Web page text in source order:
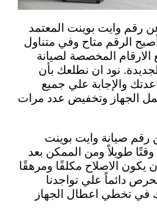
رقم وايت بوينت المعتمد
الرقم متاح وفي متناول
الارقام المخصصة لصيانة
نود ان نطلعك بأن
والإجابة علي جميع
الجهاز وتخفيض عدد مرات
رقم صيانة وايت بوينت
طويلاً ومن الممكن بعد
يكون الاصلاح مكلفًا ومرهقًا
نحرص دائماً علي تواجدنا
في تخطي اعطال الجهاز